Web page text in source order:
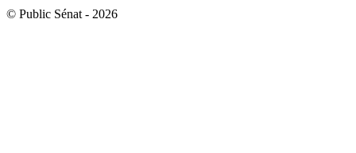
© Public Sénat - 2026